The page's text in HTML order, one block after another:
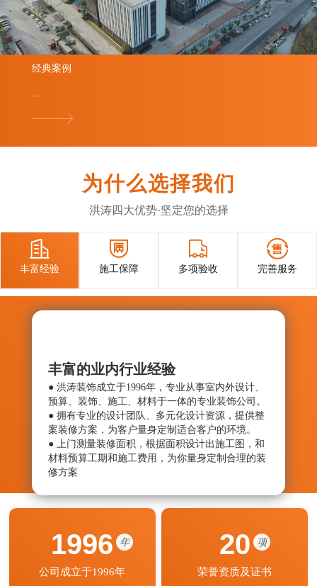
经典案例
为什么选择我们
洪涛四大优势·坚定您的选择

丰富经验

施工保障

多项验收

完善服务
丰富的业内行业经验
● 洪涛装饰成立于1996年，专业从事室内外设计、
预算、装饰、施工、材料于一体的专业装饰公司。
● 拥有专业的设计团队、多元化设计资源，提供整
案装修方案，为客户量身定制适合客户的环境。
● 上门测量装修面积，根据面积设计出施工图，和
材料预算工期和施工费用，为你量身定制合理的装
修方案
1996 年
公司成立于1996年
20 项
荣誉资质及证书